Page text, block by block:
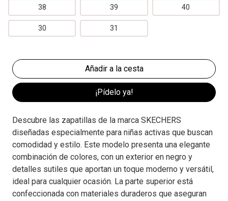
38 39 40
30 31
¡Pídelo ya!
Descubre las zapatillas de la marca SKECHERS
diseñadas especialmente para niñas activas que buscan
comodidad y estilo. Este modelo presenta una elegante
combinación de colores, con un exterior en negro y
detalles sutiles que aportan un toque moderno y versátil,
ideal para cualquier ocasión. La parte superior está
confeccionada con materiales duraderos que aseguran